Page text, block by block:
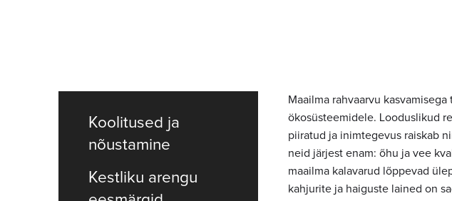
Koolitused ja
nõustamine
Kestliku arengu
Maailma rahvaarvu
ökosüsteemidele. Looduslikud
piiratud ja inimtegevus raiskab
neid järjest enam: õhu ja vee
maailma kalavarud lõppevad
kahjurite ja haiguste lained on